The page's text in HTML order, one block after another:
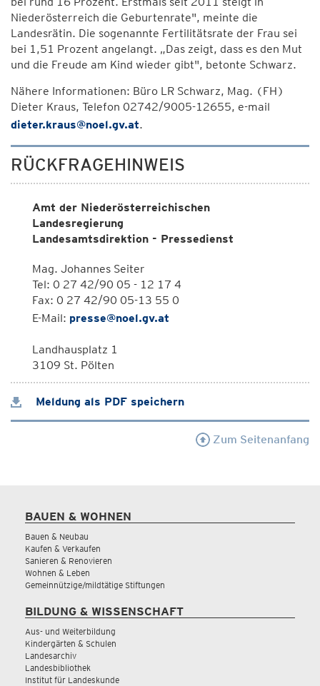
Niederösterreich die Geburtenrate", meinte die
Landesrätin. Die sogenannte Fertilitätsrate der Frau sei
bei 1,51 Prozent angelangt. „Das zeigt, dass es den Mut
und die Freude am Kind wieder gibt", betonte Schwarz.
Nähere Informationen: Büro LR Schwarz, Mag. (FH)
Dieter Kraus, Telefon 02742/9005-12655, e-mail
dieter.kraus@noel.gv.at.
RÜCKFRAGEHINWEIS
Amt der Niederösterreichischen
Landesregierung
Landesamtsdirektion - Pressedienst
Mag. Johannes Seiter
Tel: 0 27 42/90 05 - 12 17 4
Fax: 0 27 42/90 05-13 55 0
E-Mail: presse@noel.gv.at
Landhausplatz 1
3109 St. Pölten
Meldung als PDF speichern
Zum Seitenanfang
BAUEN & WOHNEN
Bauen & Neubau
Kaufen & Verkaufen
Sanieren & Renovieren
Wohnen & Leben
Gemeinnützige/mildtätige Stiftungen
BILDUNG & WISSENSCHAFT
Aus- und Weiterbildung
Kindergärten & Schulen
Landesarchiv
Landesbibliothek
Institut für Landeskunde